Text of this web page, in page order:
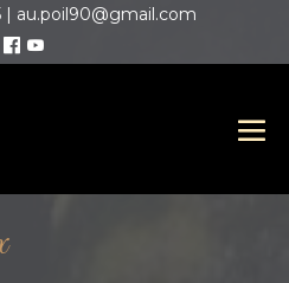
| au.poil90@gmail.com